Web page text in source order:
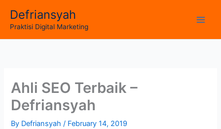
content
Defriansyah
Praktisi Digital Marketing
Ahli SEO Terbaik –
Defriansyah
By Defriansyah/ February 14, 2019